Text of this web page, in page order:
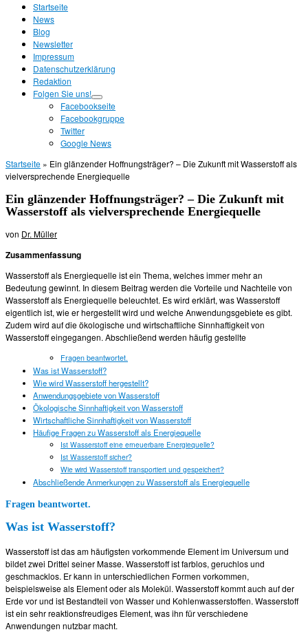
Startseite
News
Blog
Newsletter
Impressum
Datenschutzerklärung
Redaktion
Folgen Sie uns!
Facebookseite
Facebookgruppe
Twitter
Google News
Startseite » Ein glänzender Hoffnungsträger? – Die Zukunft mit Wasserstoff als
vielversprechende Energiequelle
Ein glänzender Hoffnungsträger? – Die Zukunft mit
Wasserstoff als vielversprechende Energiequelle
von Dr. Müller
Zusammenfassung
Wasserstoff als Energiequelle ist ein Thema, welches immer mehr an
Bedeutung gewinnt. In diesem Beitrag werden die Vorteile und Nachteile von
Wasserstoff als Energiequelle beleuchtet. Es wird erklärt, was Wasserstoff
eigentlich ist, wie er hergestellt wird und welche Anwendungsgebiete es gibt.
Zudem wird auf die ökologische und wirtschaftliche Sinnhaftigkeit von
Wasserstoff eingegangen. Abschließend werden häufig gestellte
Fragen beantwortet.
Was ist Wasserstoff?
Wie wird Wasserstoff hergestellt?
Anwendungsgebiete von Wasserstoff
Ökologische Sinnhaftigkeit von Wasserstoff
Wirtschaftliche Sinnhaftigkeit von Wasserstoff
Häufige Fragen zu Wasserstoff als Energiequelle
Ist Wasserstoff eine erneuerbare Energiequelle?
Ist Wasserstoff sicher?
Wie wird Wasserstoff transportiert und gespeichert?
Abschließende Anmerkungen zu Wasserstoff als Energiequelle
Fragen beantwortet.
Was ist Wasserstoff?
Wasserstoff ist das am häufigsten vorkommende Element im Universum und
bildet zwei Drittel seiner Masse. Wasserstoff ist farblos, geruchlos und
geschmacklos. Er kann in unterschiedlichen Formen vorkommen,
beispielsweise als Element oder als Molekül. Wasserstoff kommt auch auf der
Erde vor und ist Bestandteil von Wasser und Kohlenwasserstoffen. Wasserstoff
ist ein sehr reaktionsfreudiges Element, was ihn für verschiedene
Anwendungen nutzbar macht.